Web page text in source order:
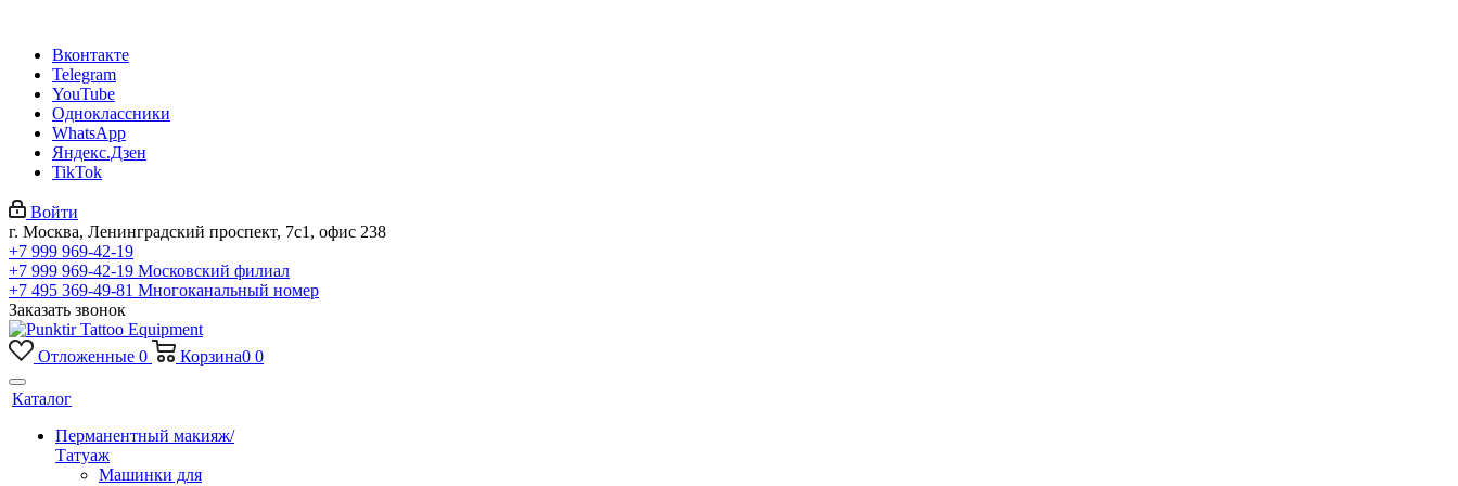
Вконтакте
Telegram
YouTube
Одноклассники
WhatsApp
Яндекс.Дзен
TikTok
Войти
г. Москва, Ленинградский проспект, 7с1, офис 238
+7 999 969-42-19
+7 999 969-42-19 Московский филиал
+7 495 369-49-81 Многоканальный номер
Заказать звонок
Отложенные 0 Корзина0 0
Каталог
Перманентный макияж/
Татуаж
Машинки для